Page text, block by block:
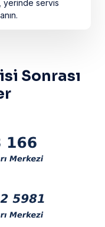
yerinde servis
Sonrası